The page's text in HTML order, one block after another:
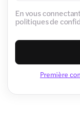
En vous
politiques de
Première